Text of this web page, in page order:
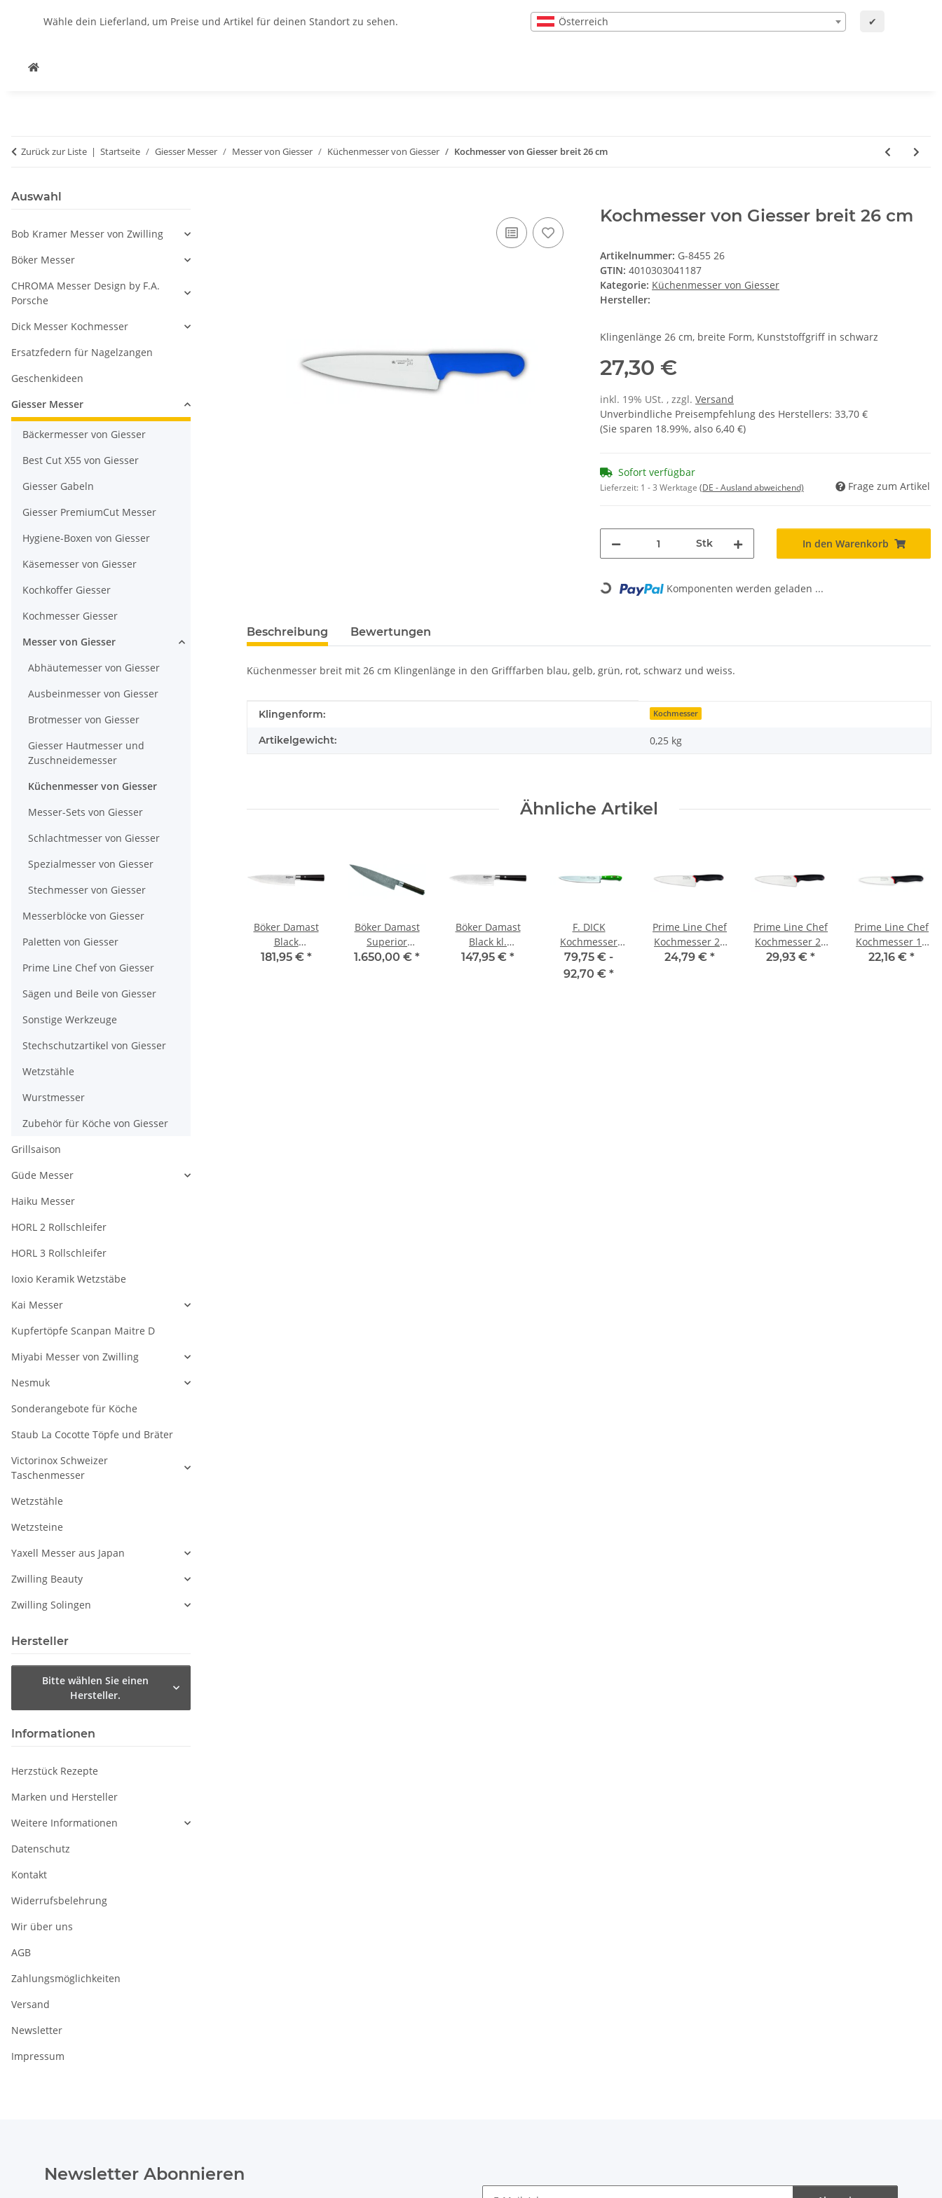
Wähle dein Lieferland, um Preise und Artikel für deinen Standort zu sehen. Österreich ✔
Zurück zur Liste Startseite Giesser Messer Messer von Giesser Küchenmesser von Giesser Kochmesser von Giesser breit 26 cm
Kochmesser von Giesser breit 26 cm
Artikelnummer: G-8455 26
GTIN: 4010303041187
Kategorie: Küchenmesser von Giesser
Hersteller:
Klingenlänge 26 cm, breite Form, Kunststoffgriff in schwarz
27,30 €
inkl. 19% USt. , zzgl. Versand
Unverbindliche Preisempfehlung des Herstellers: 33,70 €
(Sie sparen 18.99%, also 6,40 €)
Sofort verfügbar
Lieferzeit: 1 - 3 Werktage (DE - Ausland abweichend) Frage zum Artikel
Stk In den Warenkorb
Loading... Komponenten werden geladen ...
Beschreibung Bewertungen
Küchenmesser breit mit 26 cm Klingenlänge in den Grifffarben blau, gelb, grün, rot, schwarz und weiss.
Produkteigenschaft
Wert
Klingenform: Kochmesser
Artikelgewicht: 0,25 kg
Ähnliche Artikel
Wellenschliff
Böker Damast
Black
Kochmesser
181,95 € *
Böker Damast
Superior
Kochmesser mit
1.650,00 € *
Böker Damast
Black kl.
Kochmesser
147,95 € *
F. DICK
Kochmesser
Premier Plus,
grün, 26 cm
79,75 € -
92,70 € *
Prime Line Chef
Kochmesser 20
cm
24,79 € *
Prime Line Chef
Kochmesser 23
cm
29,93 € *
Prime Line Chef
Kochmesser 18
cm schmal
22,16 € *
Auswahl
Bob Kramer Messer von Zwilling
Böker Messer
CHROMA Messer Design by F.A.
Porsche
Dick Messer Kochmesser
Ersatzfedern für Nagelzangen
Geschenkideen
Giesser Messer
Bäckermesser von Giesser
Best Cut X55 von Giesser
Giesser Gabeln
Giesser PremiumCut Messer
Hygiene-Boxen von Giesser
Käsemesser von Giesser
Kochkoffer Giesser
Kochmesser Giesser
Messer von Giesser
Abhäutemesser von Giesser
Ausbeinmesser von Giesser
Brotmesser von Giesser
Giesser Hautmesser und
Zuschneidemesser
Küchenmesser von Giesser
Messer-Sets von Giesser
Schlachtmesser von Giesser
Spezialmesser von Giesser
Stechmesser von Giesser
Messerblöcke von Giesser
Paletten von Giesser
Prime Line Chef von Giesser
Sägen und Beile von Giesser
Sonstige Werkzeuge
Stechschutzartikel von Giesser
Wetzstähle
Wurstmesser
Zubehör für Köche von Giesser
Grillsaison
Güde Messer
Haiku Messer
HORL 2 Rollschleifer
HORL 3 Rollschleifer
Ioxio Keramik Wetzstäbe
Kai Messer
Kupfertöpfe Scanpan Maitre D
Miyabi Messer von Zwilling
Nesmuk
Sonderangebote für Köche
Staub La Cocotte Töpfe und Bräter
Victorinox Schweizer
Taschenmesser
Wetzstähle
Wetzsteine
Yaxell Messer aus Japan
Zwilling Beauty
Zwilling Solingen
Hersteller
Bitte wählen Sie einen
Hersteller.
Informationen
Herzstück Rezepte
Marken und Hersteller
Weitere Informationen
Datenschutz
Kontakt
Widerrufsbelehrung
Wir über uns
AGB
Zahlungsmöglichkeiten
Versand
Newsletter
Impressum
Newsletter Abonnieren